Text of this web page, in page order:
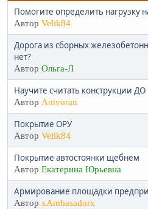
Помогите определить нагрузку
Автор Velik84
Дорога из сборных
нет?
Автор Ольга-Л
Научите считать конструкции ДО
Автор Antvoran
Покрытие ОРУ
Автор Velik84
Покрытие автостоянки щебнем
Автор Екатерина Юрьевна
Армирование площадки
Автор xAmbasadorx